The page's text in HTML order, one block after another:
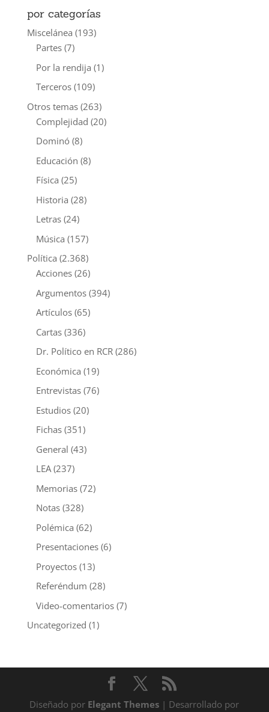
por categorías
Miscelánea (193)
Partes(7)
Por la rendija (1)
Terceros(109)
Otros temas(263)
Complejidad (20)
Dominó(8)
Educación (8)
Física (25)
Historia (28)
Letras(24)
Música (157)
Política (2.368)
Acciones(26)
Argumentos(394)
Artículos(65)
Cartas(336)
Dr. Político en RCR(286)
Económica (19)
Entrevistas(76)
Estudios(20)
Fichas(351)
General (43)
LEA(237)
Memorias(72)
Notas(328)
Polémica (62)
Presentaciones(6)
Proyectos(13)
Referéndum (28)
Video-comentarios(7)
Uncategorized (1)
Diseñado por Elegant Themes | Desarrollado por